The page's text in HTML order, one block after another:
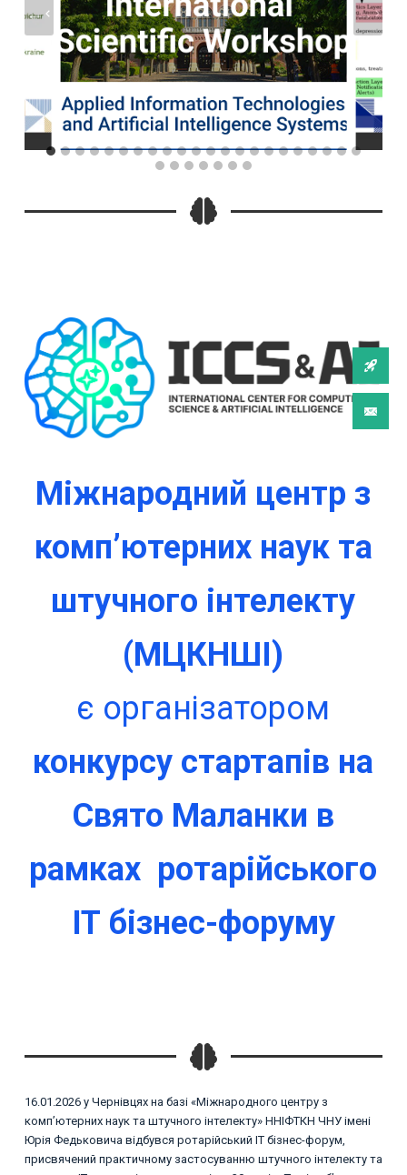
Міжнародний центр з
комп’ютерних наук та
штучного інтелекту
(МЦКНШІ)
є організатором
конкурсу стартапів на
Свято Маланки в
рамках ротарійського
ІТ бізнес-форуму
16.01.2026 у Чернівцях на базі «Міжнародного центру з
комп’ютерних наук та штучного інтелекту» ННІФТКН ЧНУ імені
Юрія Федьковича відбувся ротарійський ІТ бізнес-форум,
присвячений практичному застосуванню штучного інтелекту та